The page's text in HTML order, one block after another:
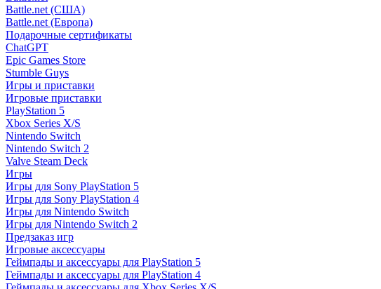
Battle.net (США)
Battle.net (Европа)
Подарочные сертификаты
ChatGPT
Epic Games Store
Stumble Guys
Игры и приставки
Игровые приставки
PlayStation 5
Xbox Series X/S
Nintendo Switch
Nintendo Switch 2
Valve Steam Deck
Игры
Игры для Sony PlayStation 5
Игры для Sony PlayStation 4
Игры для Nintendo Switch
Игры для Nintendo Switch 2
Предзаказ игр
Игровые аксессуары
Геймпады и аксессуары для PlayStation 5
Геймпады и аксессуары для PlayStation 4